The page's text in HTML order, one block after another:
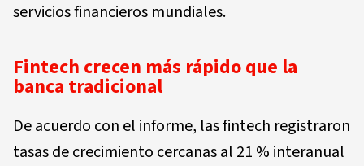
servicios financieros mundiales.
Fintech crecen más rápido que la
banca tradicional
De acuerdo con el informe, las fintech registraron
tasas de crecimiento cercanas al 21 % interanual